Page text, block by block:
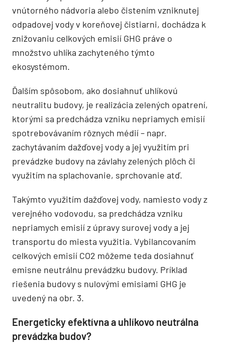
vnútorného nádvoria alebo čistením vzniknutej
odpadovej vody v koreňovej čistiarni, dochádza k
znižovaniu celkových emisií GHG práve o
množstvo uhlíka zachyteného týmto
ekosystémom.
Ďalším spôsobom, ako dosiahnuť uhlíkovú
neutralitu budovy, je realizácia zelených opatrení,
ktorými sa predchádza vzniku nepriamych emisií
spotrebovávaním rôznych médií – napr.
zachytávaním dažďovej vody a jej využitím pri
prevádzke budovy na závlahy zelených plôch či
využitím na splachovanie, sprchovanie atď.
Takýmto využitím dažďovej vody, namiesto vody z
verejného vodovodu, sa predchádza vzniku
nepriamych emisií z úpravy surovej vody a jej
transportu do miesta využitia. Vybilancovaním
celkových emisií CO2 môžeme teda dosiahnuť
emisne neutrálnu prevádzku budovy. Príklad
riešenia budovy s nulovými emisiami GHG je
uvedený na obr. 3.
Energeticky efektívna a uhlíkovo neutrálna
prevádzka budov?